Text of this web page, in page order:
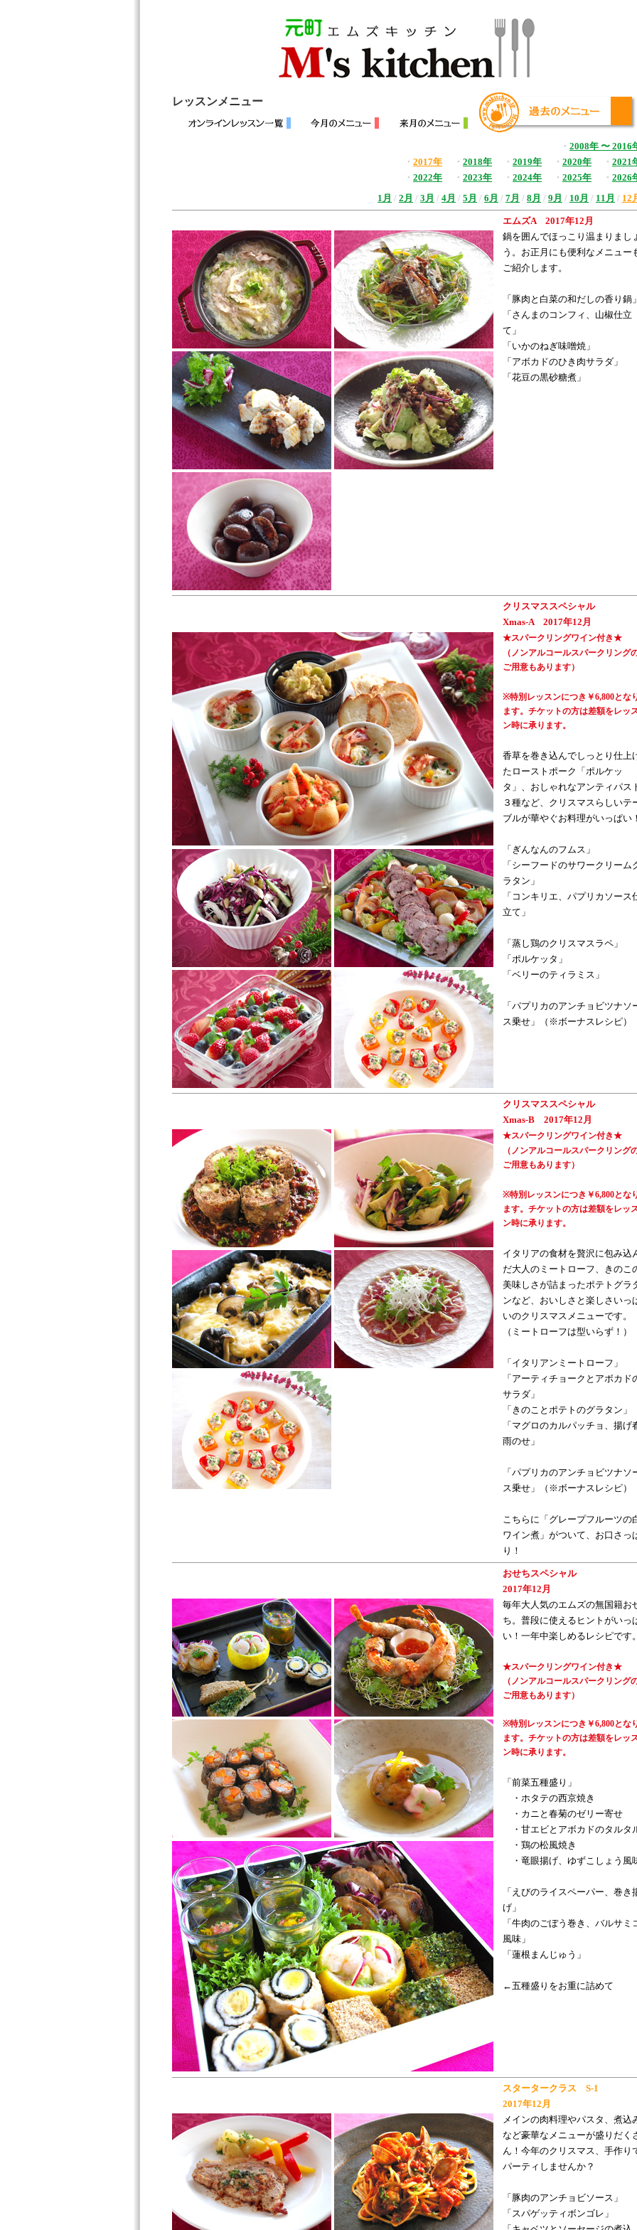
レッスンメニュー
・ 2008年 〜 2016
・ 2017年 ・ 2018年 ・ 2019年 ・ 2020年 ・ 2021
・ 2022年 ・ 2023年 ・ 2024年 ・ 2025年 ・ 2026
1月 / 2月 / 3月 / 4月 / 5月 / 6月 / 7月 / 8月 / 9月 / 10月 / 11月 / 12
エムズA 2017年12月
鍋を囲んでほっこり温まりまし
う。お正月にも便利なメニュー
ご紹介します。
「豚肉と白菜の和だしの香り鍋」
「さんまのコンフィ、山椒仕立
て」
「いかのねぎ味噌焼」
「アボカドのひき肉サラダ」
「花豆の黒砂糖煮」
クリスマススペシャル
Xmas-A 2017年12月
★スパークリングワイン付き★
（ノンアルコールスパークリング
ご用意もあります）
※特別レッスンにつき￥6,800とな
ます。チケットの方は差額をレッ
ン時に承ります。
香草を巻き込んでしっとり仕上
たローストポーク「ポルケッ
タ」、おしゃれなアンティパス
３種など、クリスマスらしいテ
ブルが華やぐお料理がいっぱい！
「ぎんなんのフムス」
「シーフードのサワークリーム
ラタン」
「コンキリエ、パプリカソース
立て」
「蒸し鶏のクリスマスラペ」
「ポルケッタ」
「ベリーのティラミス」
「パプリカのアンチョビツナソ
ス乗せ」（※ボーナスレシピ）
クリスマススペシャル
Xmas-B 2017年12月
★スパークリングワイン付き★
（ノンアルコールスパークリング
ご用意もあります）
※特別レッスンにつき￥6,800とな
ます。チケットの方は差額をレッ
ン時に承ります。
イタリアの食材を贅沢に包み込
だ大人のミートローフ、きのこ
美味しさが詰まったポテトグラ
ンなど、おいしさと楽しさいっ
いのクリスマスメニューです。
（ミートローフは型いらず！）
「イタリアンミートローフ」
「アーティチョークとアボカド
サラダ」
「きのことポテトのグラタン」
「マグロのカルパッチョ、揚げ
雨のせ」
「パプリカのアンチョビツナソ
ス乗せ」（※ボーナスレシピ）
こちらに「グレープフルーツの
ワイン煮」がついて、お口さっ
り！
おせちスペシャル
2017年12月
毎年大人気のエムズの無国籍お
ち。普段に使えるヒントがいっ
い！一年中楽しめるレシピです。
★スパークリングワイン付き★
（ノンアルコールスパークリング
ご用意もあります）
※特別レッスンにつき￥6,800とな
ます。チケットの方は差額をレッ
ン時に承ります。
「前菜五種盛り」
・ホタテの西京焼き
・カニと春菊のゼリー寄せ
・甘エビとアボカドのタルタ
・鶏の松風焼き
・竜眼揚げ、ゆずこしょう風
「えびのライスペーパー、巻き
げ」
「牛肉のごぼう巻き、バルサミ
風味」
「蓮根まんじゅう」
←五種盛りをお重に詰めて
スタータークラス S-1
2017年12月
メインの肉料理やパスタ、煮込
など豪華なメニューが盛りだく
ん！今年のクリスマス、手作り
パーティしませんか？
「豚肉のアンチョビソース」
「スパゲッティボンゴレ」